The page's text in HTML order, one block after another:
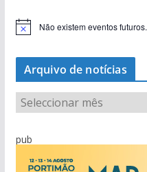
Não existem eventos futuros.
Arquivo de notícias
r
q
pub